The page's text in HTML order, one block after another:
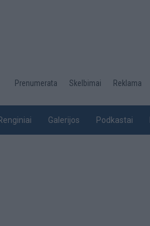
Desktop
top
Prenumerata Skelbimai Reklama
Galerijos Podkastai